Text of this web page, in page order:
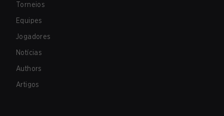
Torneios
Equipes
Jogadores
Notícias
Authors
Artigos